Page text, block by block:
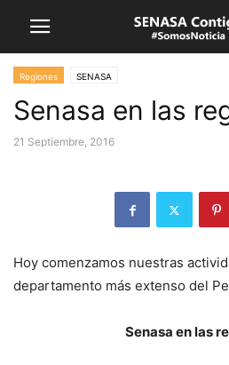
Regiones SENASA
Senasa en las
21 Septiembre, 2016
Hoy comenzamos nuestras
departamento más extenso del
Senasa en las